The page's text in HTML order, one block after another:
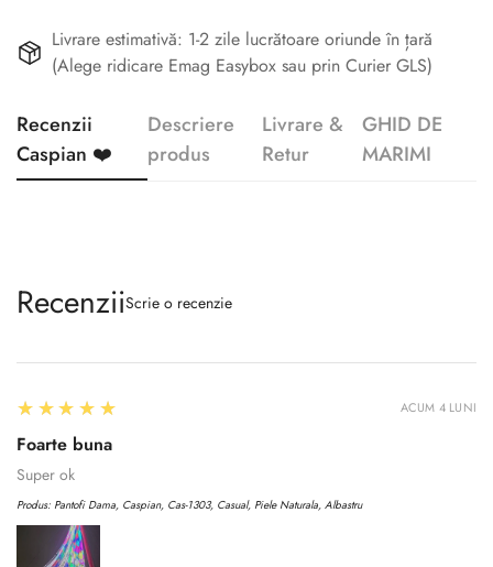
Livrare estimativă: 1-2 zile lucrătoare oriunde în țară
(Alege ridicare Emag Easybox sau prin Curier GLS)
Recenzii
Caspian ❤️
Descriere
produs
Livrare &
Retur
GHID DE
MARIMI
RecenziiScrie o recenzie
5
★★★★★
Foarte buna
Super ok
Produs: Pantofi Dama, Caspian, Cas-1303, Casual, Piele Naturala, Albastru
ACUM 4 LUNI
Confirm your age